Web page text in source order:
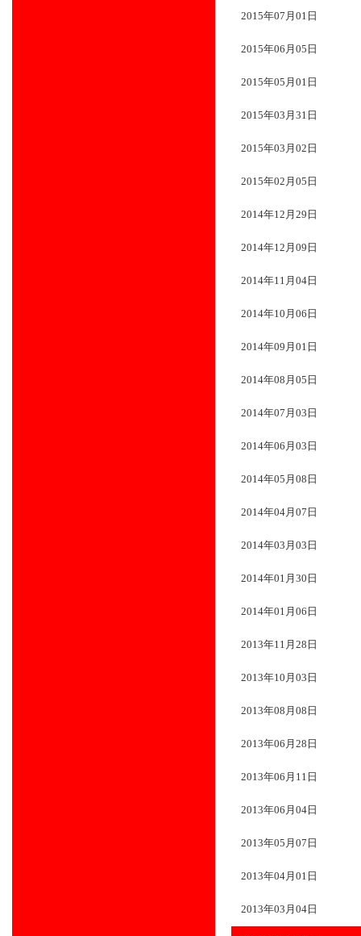
2015年07月01日
2015年06月05日
2015年05月01日
2015年03月31日
2015年03月02日
2015年02月05日
2014年12月29日
2014年12月09日
2014年11月04日
2014年10月06日
2014年09月01日
2014年08月05日
2014年07月03日
2014年06月03日
2014年05月08日
2014年04月07日
2014年03月03日
2014年01月30日
2014年01月06日
2013年11月28日
2013年10月03日
2013年08月08日
2013年06月28日
2013年06月11日
2013年06月04日
2013年05月07日
2013年04月01日
2013年03月04日